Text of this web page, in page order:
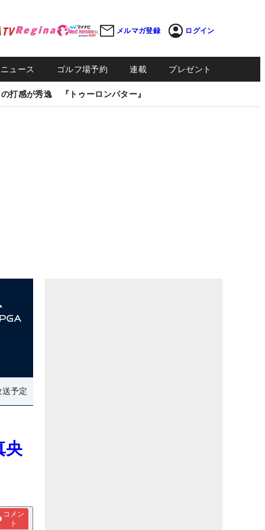
メルマガ登録 ログイン
ュース ゴルフ場予約 連載 プレゼント
打感が秀逸 『トゥーロンパター』
予定
央
コメン
ト